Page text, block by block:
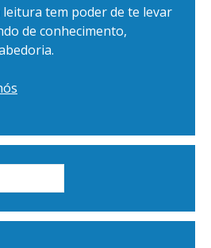
leitura tem poder de te levar
de conhecimento,